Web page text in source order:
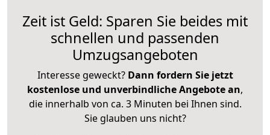
Zeit ist Geld: Sparen Sie beides mit
schnellen und passenden
Umzugsangeboten
Interesse geweckt? Dann fordern Sie jetzt
kostenlose und unverbindliche Angebote an,
die innerhalb von ca. 3 Minuten bei Ihnen sind.
Sie glauben uns nicht?